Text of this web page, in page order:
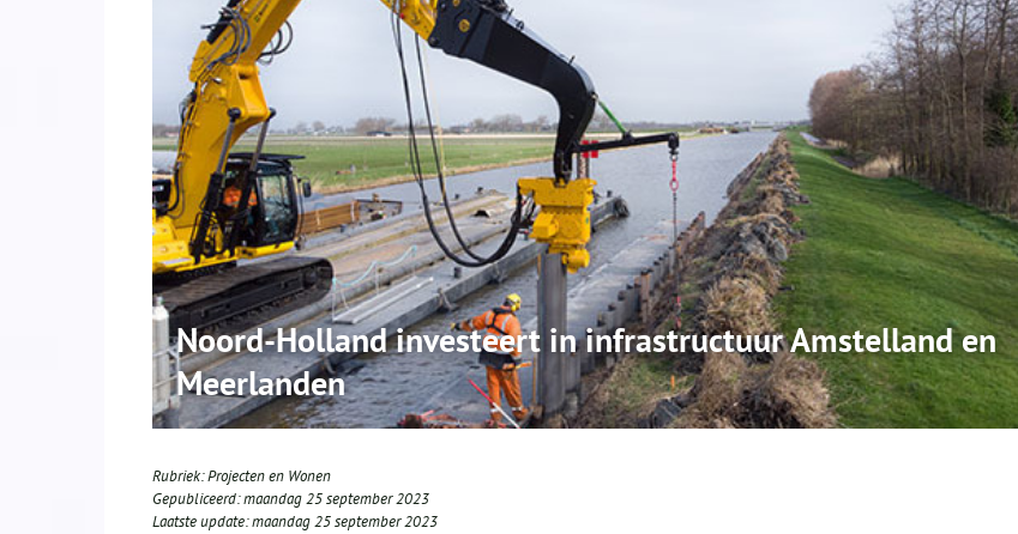
Noord-Holland investeert in infrastructuur Amstelland en
Meerlanden
Rubriek:Projecten en Wonen
Gepubliceerd:maandag 25 september 2023
Laatste update:maandag 25 september 2023